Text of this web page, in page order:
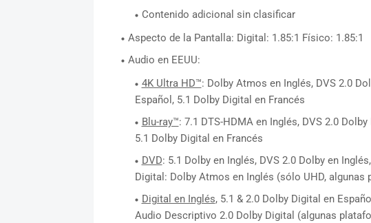
Contenido adicional sin clasificar
Aspecto de la Pantalla: Digital: 1.85:1 Físico: 1.85:1
Audio en EEUU:
4K Ultra HD™: Dolby Atmos en Inglés, DVS 2.0
Español, 5.1 Dolby Digital en Francés
Blu-ray™: 7.1 DTS-HDMA en Inglés, DVS 2.0
5.1 Dolby Digital en Francés
DVD: 5.1 Dolby en Inglés, DVS 2.0 Dolby en
Digital: Dolby Atmos en Inglés (sólo UHD, algunas
Digital en Inglés, 5.1 & 2.0 Dolby Digital en
Audio Descriptivo 2.0 Dolby Digital (algunas